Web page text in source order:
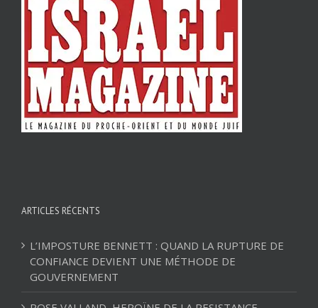
ARTICLES RÉCENTS
L’IMPOSTURE BENNETT : QUAND LA RUPTURE DE
CONFIANCE DEVIENT UNE MÉTHODE DE
GOUVERNEMENT